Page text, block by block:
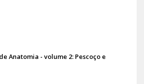
Anatomia - volume 2: Pescoço e